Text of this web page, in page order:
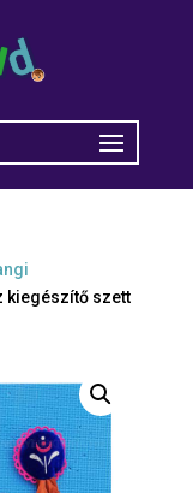
kiegészítő szett